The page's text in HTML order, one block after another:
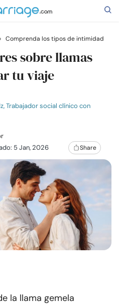
› Comprenda los tipos de intimidad
sobre llamas
tu viaje
Trabajador social clínico con
5 Jan, 2026 Share
la llama gemela